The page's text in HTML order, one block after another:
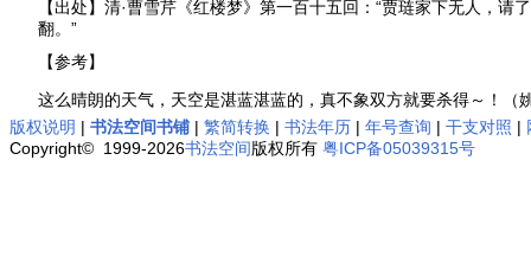
【出处】清·曹雪芹《红楼梦》第一百十五回：“贾琏家下无人，
翻。”
【参考】
这么晴朗的天气，天空是湛蓝湛蓝的，真不象双方就要杀得～！（
版权说明 | 书法空间书铺 | 繁简转换 | 书法年历 | 年号查询 | 干支对照 |
Copyright© 1999-2026书法空间版权所有 粤ICP备05039315号